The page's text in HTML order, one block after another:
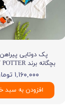
پک دوتایی
بچگانه برند HARRY POTTER
۱,۱۶۰,۰۰۰ تومان
افزودن به سبد